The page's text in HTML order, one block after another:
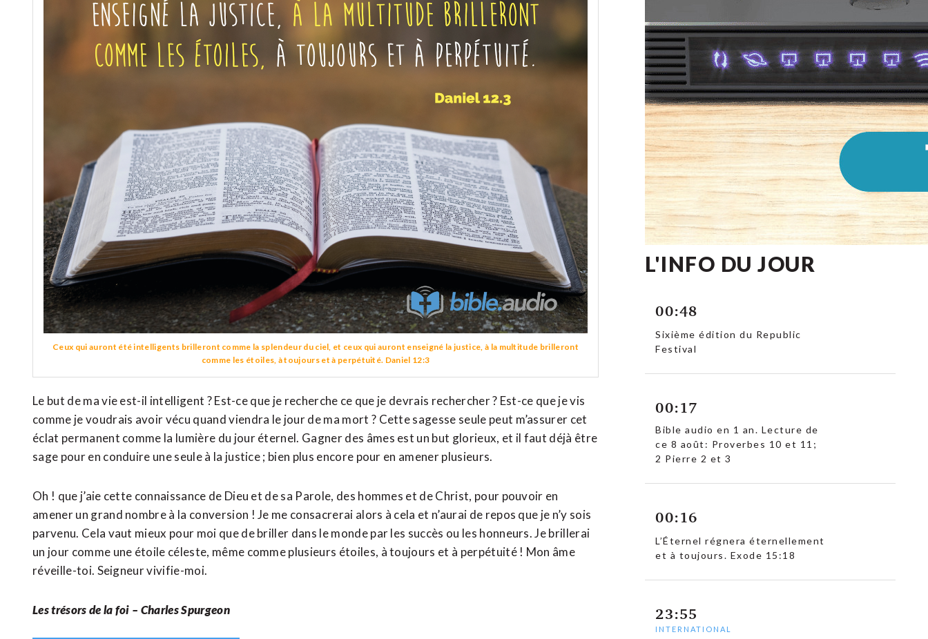
Ceux qui auront été intelligents brilleront comme la splendeur du ciel, et ceux qui auront enseigné la justice, à la multitude brilleront
comme les étoiles, à toujours et à perpétuité. Daniel 12:3
Le but de ma vie est-il intelligent ? Est-ce que je recherche ce que je devrais rechercher ? Est-ce que je vis
comme je voudrais avoir vécu quand viendra le jour de ma mort ? Cette sagesse seule peut m’assurer cet
éclat permanent comme la lumière du jour éternel. Gagner des âmes est un but glorieux, et il faut déjà être
sage pour en conduire une seule à la justice ; bien plus encore pour en amener plusieurs.
Oh ! que j’aie cette connaissance de Dieu et de sa Parole, des hommes et de Christ, pour pouvoir en
amener un grand nombre à la conversion ! Je me consacrerai alors à cela et n’aurai de repos que je n’y sois
parvenu. Cela vaut mieux pour moi que de briller dans le monde par les succès ou les honneurs. Je brillerai
un jour comme une étoile céleste, même comme plusieurs étoiles, à toujours et à perpétuité ! Mon âme
réveille-toi. Seigneur vivifie-moi.
Les trésors de la foi – Charles Spurgeon
L'INFO DU JOUR
00:48
Sixième édition du Republic
Festival
00:17
Bible audio en 1 an. Lecture de
ce 8 août: Proverbes 10 et 11;
2 Pierre 2 et 3
00:16
L’Éternel régnera éternellement
et à toujours. Exode 15:18
23:55
INTERNATIONAL